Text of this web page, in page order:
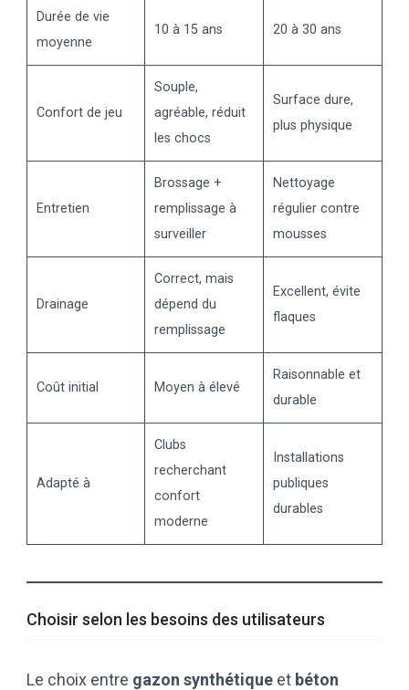
Durée de vie
moyenne
10 à 15 ans 20 à 30 ans
Confort de jeu
Souple,
agréable, réduit
les chocs
Surface dure,
plus physique
Entretien
Brossage +
remplissage à
surveiller
Nettoyage
régulier contre
mousses
Drainage
Correct, mais
dépend du
remplissage
Excellent, évite
flaques
Coût initial Moyen à élevé
Raisonnable et
durable
Adapté à
Clubs
recherchant
confort
moderne
Installations
publiques
durables
Choisir selon les besoins des utilisateurs
Le choix entre gazon synthétique et béton